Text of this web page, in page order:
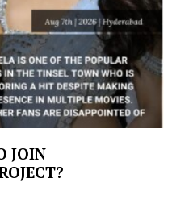
JOIN